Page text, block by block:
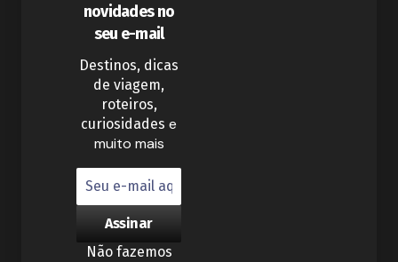
novidades no
seu e-mail
Destinos, dicas
de viagem,
roteiros,
curiosidades e
muito mais
Não fazemos